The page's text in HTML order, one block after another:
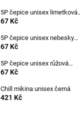
5P čepice unisex limetková
nastavitelná
67 Kč
5P čepice unisex nebesky
modrá nastavitelná
67 Kč
5P čepice unisex růžová
nastavitelná
67 Kč
Chill mikina unisex černá
421 Kč